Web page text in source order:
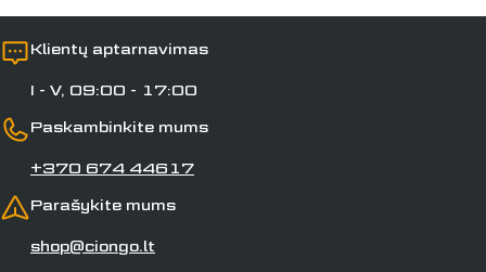
Laukai, pažymėti *, yra privalomi.
Klientų aptarnavimas
I - V, 09:00 - 17:00
Paskambinkite mums
+370 674 44617
Parašykite mums
shop@ciongo.lt